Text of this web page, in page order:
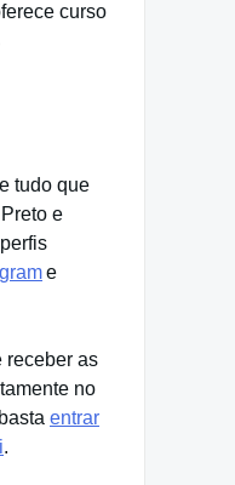
curso
tudo que
e
e
receber as
no
entrar
.